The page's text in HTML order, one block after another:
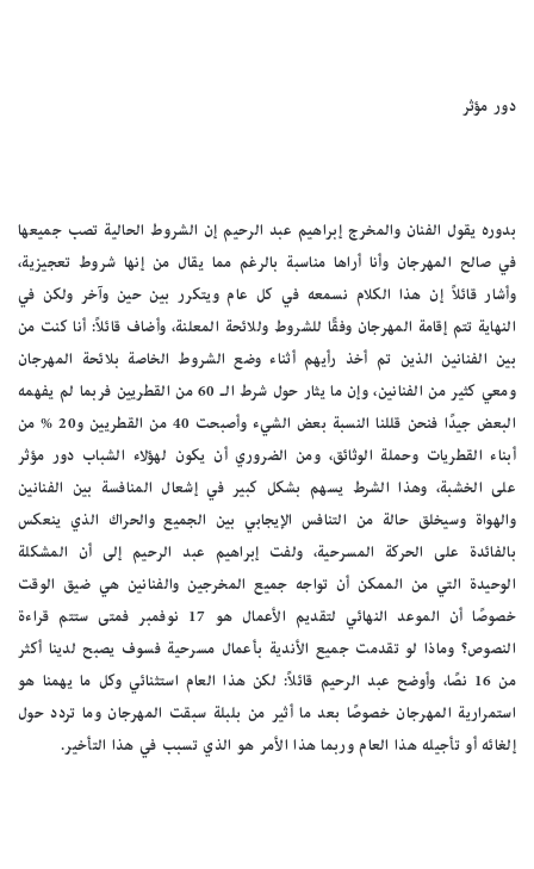
دور مؤثر
بدوره يقول الفنان والمخرج إبراهيم عبد الرحيم إن الشروط الحالية تصب جميعها
في صالح المهرجان وأنا أراها مناسبة بالرغم مما يقال من إنها شروط تعجيزية،
وأشار قائلاً إن هذا الكلام نسمعه في كل عام ويتكرر بين حين وآخر ولكن في
النهاية تتم إقامة المهرجان وفقًا للشروط وللائحة المعلنة، وأضاف قائلاً: أنا كنت من
بين الفنانين الذين تم أخذ رأيهم أثناء وضع الشروط الخاصة بلائحة المهرجان
ومعي كثير من الفنانين، وإن ما يثار حول شرط الـ 60 من القطريين فربما لم يفهمه
البعض جيدًا فنحن قللنا النسبة بعض الشيء وأصبحت 40 من القطريين و20 % من
أبناء القطريات وحملة الوثائق، ومن الضروري أن يكون لهؤلاء الشباب دور مؤثر
على الخشبة، وهذا الشرط يسهم بشكل كبير في إشعال المنافسة بين الفنانين
والهواة وسيخلق حالة من التنافس الإيجابي بين الجميع والحراك الذي ينعكس
بالفائدة على الحركة المسرحية، ولفت إبراهيم عبد الرحيم إلى أن المشكلة
الوحيدة التي من الممكن أن تواجه جميع المخرجين والفنانين هي ضيق الوقت
خصوصًا أن الموعد النهائي لتقديم الأعمال هو 17 نوفمبر فمتى ستتم قراءة
النصوص؟ وماذا لو تقدمت جميع الأندية بأعمال مسرحية فسوف يصبح لدينا أكثر
من 16 نصًا، وأوضح عبد الرحيم قائلاً: لكن هذا العام استثنائي وكل ما يهمنا هو
استمرارية المهرجان خصوصًا بعد ما أثير من بلبلة سبقت المهرجان وما تردد حول
إلغائه أو تأجيله هذا العام وربما هذا الأمر هو الذي تسبب في هذا التأخير.